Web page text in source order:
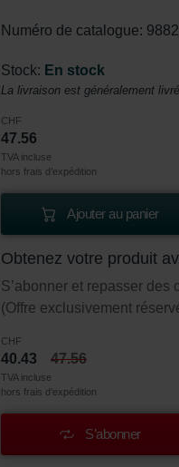
Numéro de catalogue:
Stock: En stock
La livraison est généralement
CHF
47.56
TVA incluse
hors frais d’expédition
Ajouter au panier
Obtenez votre produit
S’abonner et repasser
(Offre exclusivement
CHF
40.43 47.56
TVA incluse
hors frais d’expédition
S’abonner